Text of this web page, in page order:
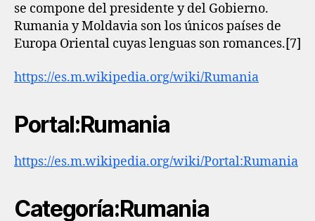
se compone del presidente y del Gobierno.
Rumania y Moldavia son los únicos países de
Europa Oriental cuyas lenguas son romances.[7]​
https://es.m.wikipedia.org/wiki/Rumania
Portal:Rumania
https://es.m.wikipedia.org/wiki/Portal:Rumania
Categoría:Rumania